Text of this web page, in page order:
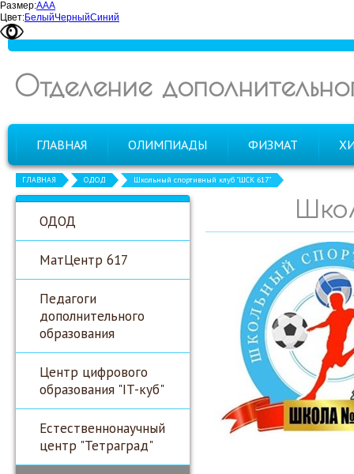
Размер:ААА
Цвет:БелыйЧерныйСиний
Отделение
ГЛАВНАЯ ОЛИМПИАДЫ ФИЗМАТ
ГЛАВНАЯ ОДОД Школьный спортивный клуб "ШСК 617"
ОДОД
МатЦентр 617
Педагоги
дополнительного
образования
Центр цифрового
образования "IT-куб"
Естественнонаучный
центр "Тетраград"